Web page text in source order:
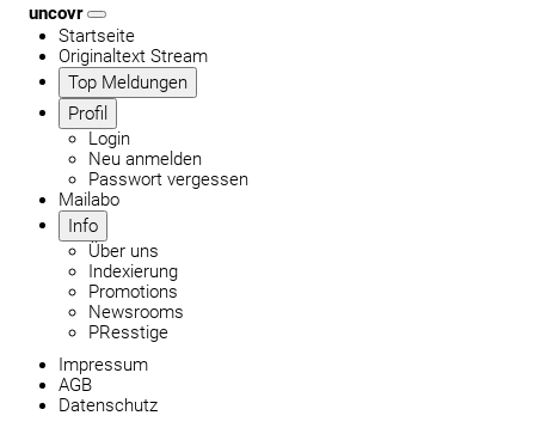
uncovr
Startseite
Originaltext Stream
Top Meldungen
Profil
Login
Neu anmelden
Passwort vergessen
Mailabo
Info
Über uns
Indexierung
Promotions
Newsrooms
PResstige
Impressum
AGB
Datenschutz